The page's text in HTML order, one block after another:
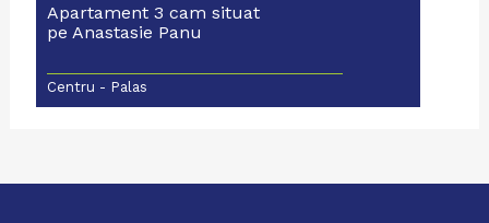
Apartament 3 cam situat
pe Anastasie Panu
Centru - Palas